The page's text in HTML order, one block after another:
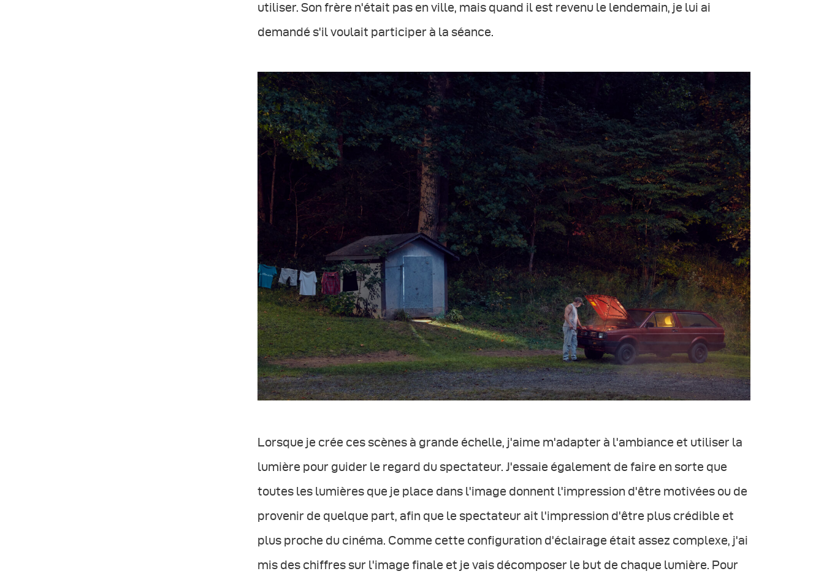
utiliser. Son frère n'était pas en ville, mais quand il est revenu le lendemain, je lui ai
demandé s'il voulait participer à la séance.
Lorsque je crée ces scènes à grande échelle, j'aime m'adapter à l'ambiance et utiliser la
lumière pour guider le regard du spectateur. J'essaie également de faire en sorte que
toutes les lumières que je place dans l'image donnent l'impression d'être motivées ou de
provenir de quelque part, afin que le spectateur ait l'impression d'être plus crédible et
plus proche du cinéma. Comme cette configuration d'éclairage était assez complexe, j'ai
mis des chiffres sur l'image finale et je vais décomposer le but de chaque lumière. Pour